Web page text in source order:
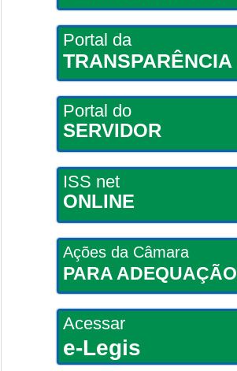
Portal da
TRANSPARÊNCIA
Portal do
SERVIDOR
ISS net
ONLINE
Ações da Câmara
PARA ADEQUAÇÃO
Acessar
e-Legis